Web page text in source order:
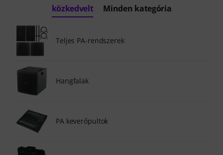
közkedvelt Minden kategória
Teljes PA-rendszerek
Hangfalak
PA keverőpultok